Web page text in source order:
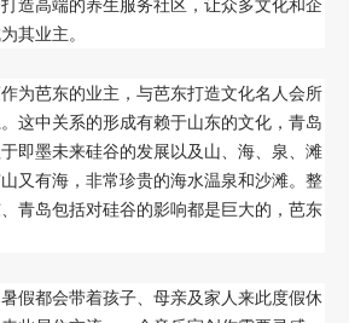
造高端的养生服务社区，让众多文化和企
其业主。
为芭东的业主，与芭东打造文化名人会所
这中关系的形成有赖于山东的文化，青岛
即墨未来硅谷的发展以及山、海、泉、滩
又有海，非常珍贵的海水温泉和沙滩。整
青岛包括对硅谷的影响都是巨大的，芭东
假都会带着孩子、母亲及家人来此度假休